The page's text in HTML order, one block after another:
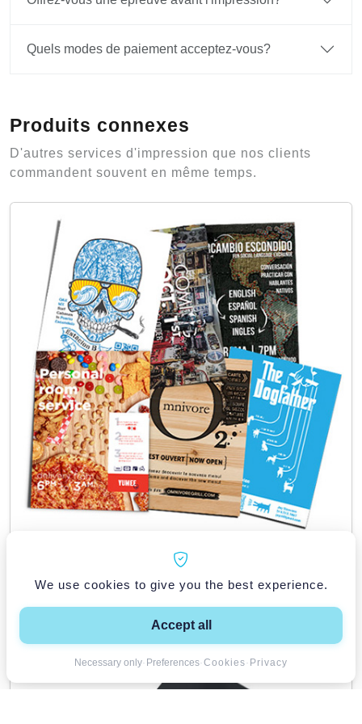
Quels modes de paiement acceptez-vous?
Produits connexes
D'autres services d'impression que nos clients
commandent souvent en même temps.
Voir le produit
We use cookies to give you the best experience.
Accept all
Necessary only· Preferences·Cookies· Privacy